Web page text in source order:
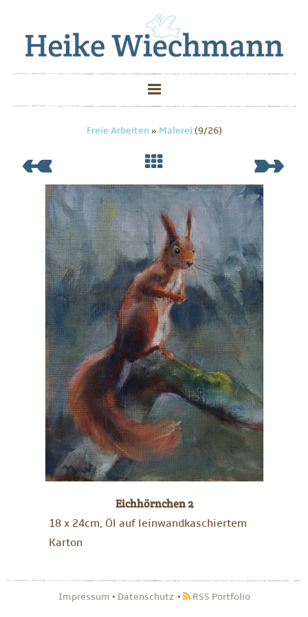
Freie Arbeiten » Malerei (9/26)
Eichhörnchen 2
18 x 24cm, Öl auf leinwandkaschiertem
Karton
Impressum • Datenschutz RSS Portfolio